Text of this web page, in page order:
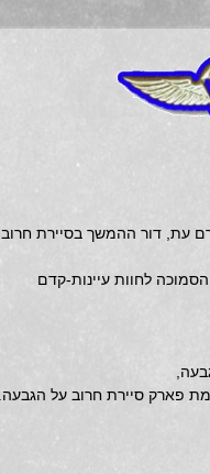
עת, דור ההמשך בסיירת חרוב
הסמוכה לחוות עיינות-קדם